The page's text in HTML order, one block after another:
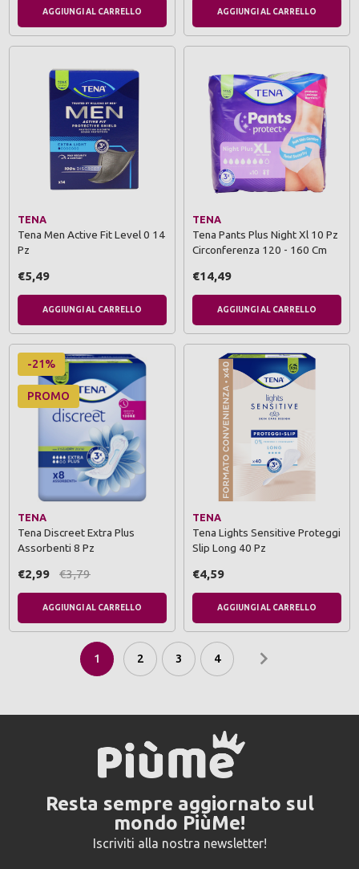
AGGIUNGI AL CARRELLO AGGIUNGI AL CARRELLO
TENA
Tena Men Active Fit Level 0 14
Pz
€5,49
AGGIUNGI AL CARRELLO
TENA
Tena Pants Plus Night Xl 10 Pz
Circonferenza 120 - 160 Cm
€14,49
AGGIUNGI AL CARRELLO
-21%
PROMO
TENA
Tena Discreet Extra Plus
Assorbenti 8 Pz
€2,99 €3,79
AGGIUNGI AL CARRELLO
TENA
Tena Lights Sensitive Proteggi
Slip Long 40 Pz
€4,59
AGGIUNGI AL CARRELLO
1 2 3 4
Resta sempre aggiornato sul
mondo PiùMe!
Iscriviti alla nostra newsletter!